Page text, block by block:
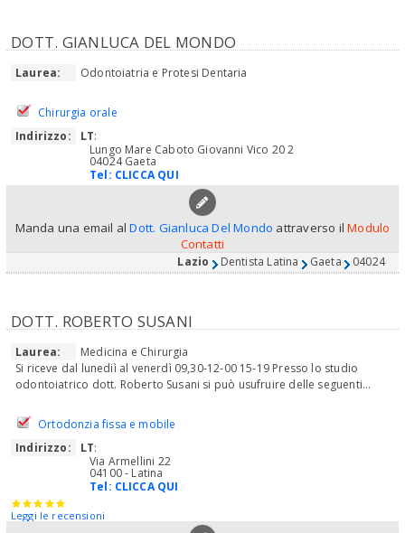
DOTT. GIANLUCA DEL MONDO
Laurea: Odontoiatria e Protesi Dentaria
Chirurgia orale
Indirizzo:
LT:
Lungo Mare Caboto Giovanni Vico 20 2
04024 Gaeta
Tel: CLICCA QUI
Manda una email alDott. Gianluca Del Mondo attraverso ilModulo
Contatti
Lazio Dentista Latina Gaeta 04024
DOTT. ROBERTO SUSANI
Laurea:
Medicina e Chirurgia
Si riceve dal lunediì al venerdì 09,30-12-00 15-19 Presso lo studio
odontoiatrico dott. Roberto Susani si può usufruire delle seguenti...
Ortodonzia fissa e mobile
Indirizzo:
LT:
Via Armellini 22
04100 - Latina
Tel: CLICCA QUI
Leggi le recensioni